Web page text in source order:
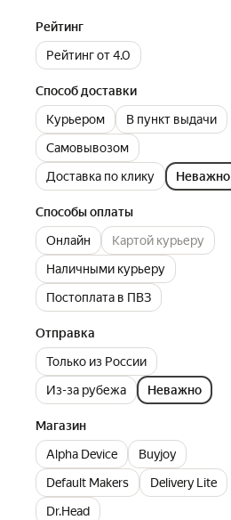
Рейтинг
Рейтинг от 4.0
Способ доставки
Курьером
В пункт выдачи
Самовывозом
Доставка по клику
Неважно
Способы оплаты
Онлайн
Картой курьеру
Наличными курьеру
Постоплата в ПВЗ
Отправка
Только из России
Из-за рубежа
Неважно
Магазин
Alpha Device
Buyjoy
Default Makers
Delivery Lite
Dr.Head